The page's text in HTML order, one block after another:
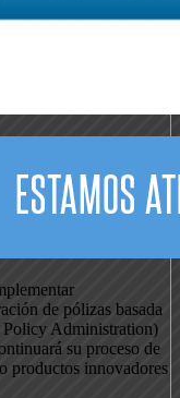
de pólizas basada
Policy Administration)
su proceso de
productos innovadores